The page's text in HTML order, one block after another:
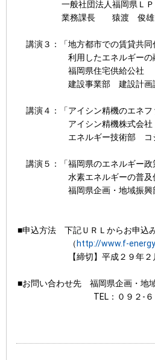
一般社団法人福岡県ＬＰ
業務課長 猿渡 俊雄
講演３：「地方都市での賃貸共同
利用したエネルギーの融通
福岡県住宅供給公社
建設事業部 建設計画
講演４：「アイシン精機のエネ
アイシン精機株式会社
エネルギー技術部 コジ
講演５：「福岡県のエネルギー
水素エネルギーの普及促
福岡県企画・地域振興部
■申込方法 下記ＵＲＬからお申込
（ http://www.f-
【締切】平成２９年２月
■お問い合わせ先 福岡県企画・地
TEL：０９２-６４３-